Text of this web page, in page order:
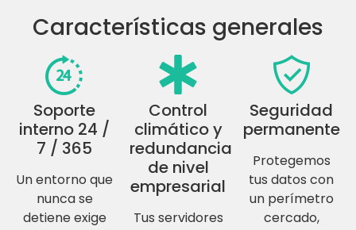
Características generales
Soporte
interno 24 /
7 / 365
Un entorno que
nunca se
detiene exige
Control
climático y
redundancia
de nivel
empresarial
Tus servidores
Seguridad
permanente
Protegemos
tus datos con
un perímetro
cercado,